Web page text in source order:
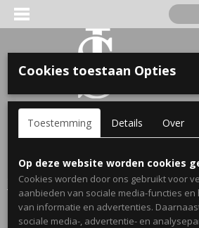
Inloggen Registreren
Home >Webshop>Bekendmaking
Zwangerschaps bekendmaking mok
VOOR KINDEREN
OPA & OMA.
Cookies toestaan Opties
Toestemming Details Over
Op deze website worden cookies
Cookies worden door ons gebruikt voor
aanbieden van sociale media-functies
van informatie en advertenties.
sociale media-, advertentie- en